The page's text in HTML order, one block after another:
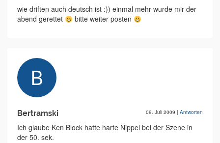
wie driften auch deutsch ist :)) einmal mehr wurde mir der
abend gerettet
bitte weiter posten
Bertramski 09. Juli 2009 | Antworten
Ich glaube Ken Block hatte harte Nippel bei der Szene in
der 50. sek.